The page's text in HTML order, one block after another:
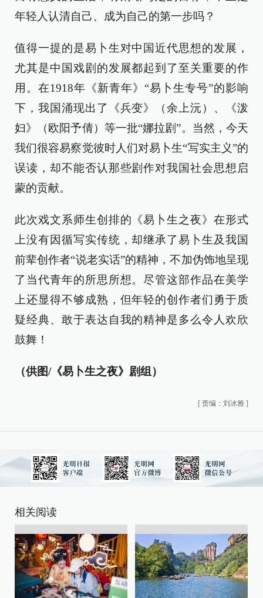
年轻人认清自己、成为自己的第一步吗？
值得一提的是易卜生对中国近代思想的发展，
尤其是中国戏剧的发展都起到了至关重要的作
用。在1918年《新青年》“易卜生专号”的影响
下，我国涌现出了《兵变》（余上沅）、《泼
妇》（欧阳予倩）等一批“娜拉剧”。当然，今天
我们很容易察觉彼时人们对易卜生“写实主义”的
误读，却不能否认那些剧作对我国社会思想启
蒙的贡献。
此次戏文系师生创排的《易卜生之夜》在形式
上没有因循写实传统，却继承了易卜生及我国
前辈创作者“说老实话”的精神，不加伪饰地呈现
了当代青年的所思所想。尽管这部作品在美学
上还显得不够成熟，但年轻的创作者们勇于质
疑经典、敢于表达自我的精神是多么令人欢欣
鼓舞！
（供图/《易卜生之夜》剧组）
[ 责编：刘冰雅 ]
相关阅读